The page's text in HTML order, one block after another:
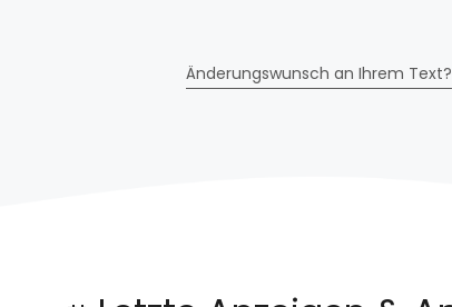
Änderungswunsch an Ihrem Text?